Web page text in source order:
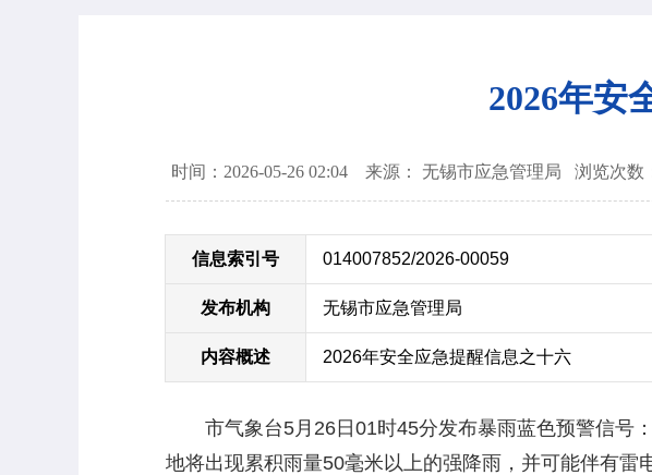
2026年安
时间：2026-05-26 02:04 来源： 无锡市应急管理局 浏览次数
信息索引号 014007852/2026-00059
发布机构 无锡市应急管理局
内容概述 2026年安全应急提醒信息之十六
市气象台5月26日01时45分发布暴雨蓝色预警信号
地将出现累积雨量50毫米以上的强降雨，并可能伴有